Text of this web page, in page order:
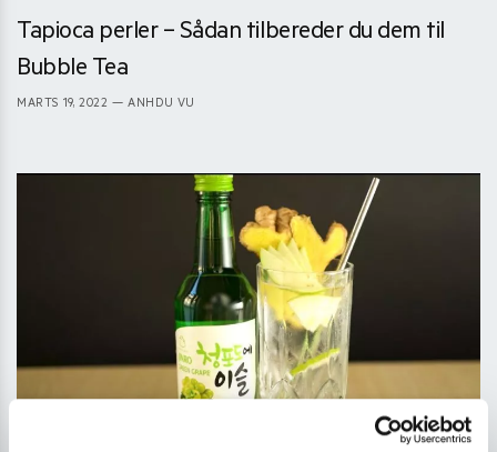
Tapioca perler – Sådan tilbereder du dem til
Bubble Tea
MARTS 19, 2022 — ANHDU VU